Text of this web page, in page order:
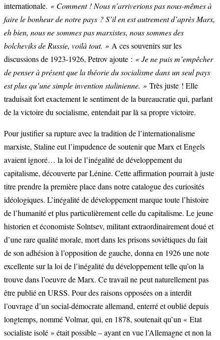
internationale. « Comment ! Nous n’arriverions pas nous-mêmes à
faire le bonheur de notre pays ? S’il en est autrement d’après Marx,
eh bien, nous ne sommes pas marxistes, nous sommes des
bolcheviks de Russie, voilà tout. » A ces souvenirs sur les
discussions de 1923-1926, Petrov ajoute : « Je ne puis m’empêcher
de penser à présent que la théorie du socialisme dans un seul pays
est plus qu’une simple invention stalinienne. » Très juste ! Elle
traduisait fort exactement le sentiment de la bureaucratie qui, parlant
de la victoire du socialisme, entendait par là sa propre victoire.
Pour justifier sa rupture avec la tradition de l’internationalisme
marxiste, Staline eut l’impudence de soutenir que Marx et Engels
avaient ignoré… la loi de l’inégalité de développement du
capitalisme, découverte par Lénine. Cette affirmation pourrait à juste
titre prendre la première place dans notre catalogue des curiosités
idéologiques. L’inégalité de développement marque toute l’histoire
de l’humanité et plus particulièrement celle du capitalisme. Le jeune
historien et économiste Solntsev, militant extraordinairement doué et
d’une rare qualité morale, mort dans les prisons soviétiques du fait
de son adhésion à l’opposition de gauche, donna en 1926 une note
excellente sur la loi de l’inégalité du développement telle qu’on la
trouve dans l’oeuvre de Marx. Ce travail ne peut naturellement pas
être publié en URSS. Pour des raisons opposées on a interdit
l’ouvrage d’un social-démocrate allemand, enterré et oublié depuis
longtemps, nommé Volmar, qui, en 1878, soutenait qu’un « Etat
socialiste isolé » était possible – ayant en vue l’Allemagne et non la